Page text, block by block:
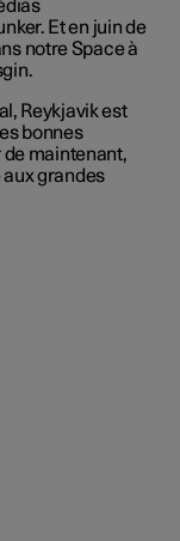
Et en juin de
notre Space à
Reykjavik est
bonnes
de maintenant,
aux grandes